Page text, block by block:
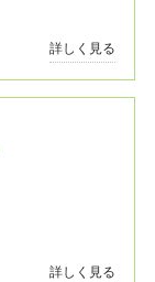
詳しく見る
詳しく見る